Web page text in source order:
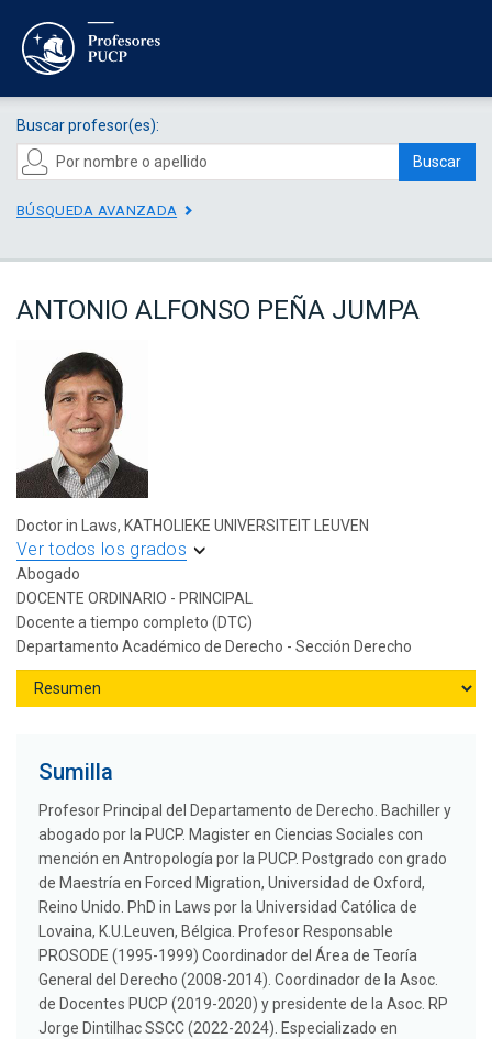
Buscar profesor(es):
Buscar
BÚSQUEDA AVANZADA
ANTONIO ALFONSO PEÑA JUMPA
Doctor in Laws, KATHOLIEKE UNIVERSITEIT LEUVEN
Ver todos los grados
Abogado
DOCENTE ORDINARIO - PRINCIPAL
Docente a tiempo completo (DTC)
Departamento Académico de Derecho - Sección Derecho
Sumilla
Profesor Principal del Departamento de Derecho. Bachiller y
abogado por la PUCP. Magister en Ciencias Sociales con
mención en Antropología por la PUCP. Postgrado con grado
de Maestría en Forced Migration, Universidad de Oxford,
Reino Unido. PhD in Laws por la Universidad Católica de
Lovaina, K.U.Leuven, Bélgica. Profesor Responsable
PROSODE (1995-1999) Coordinador del Área de Teoría
General del Derecho (2008-2014). Coordinador de la Asoc.
de Docentes PUCP (2019-2020) y presidente de la Asoc. RP
Jorge Dintilhac SSCC (2022-2024). Especializado en